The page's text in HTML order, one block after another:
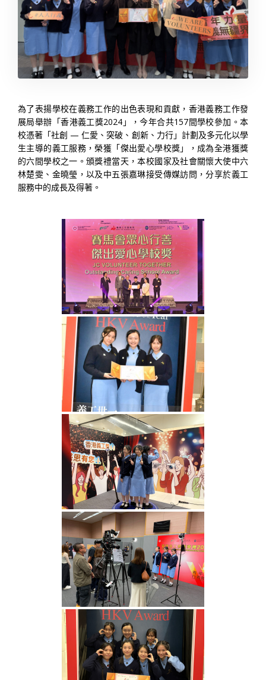
為了表揚學校在義務工作的出色表現和貢獻，香港義務工作發
展局舉辦「香港義工獎2024」，今年合共157間學校參加。本
校憑著「社創 — 仁愛、突破、創新、力行」計劃及多元化以學
生主導的義工服務，榮獲「傑出愛心學校獎」，成為全港獲獎
的六間學校之一。頒獎禮當天，本校國家及社會關懷大使中六
林楚雯、金曉瑩，以及中五張嘉琳接受傳媒訪問，分享於義工
服務中的成長及得著。